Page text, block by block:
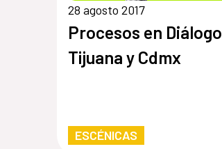
28 agosto 2017
Procesos en Diálogo
Tijuana y Cdmx
ESCÉNICAS